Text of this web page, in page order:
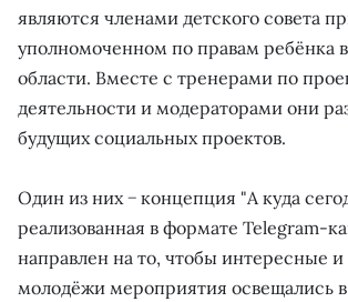
являются членами детского совета
уполномоченном по правам ребёнка
области. Вместе с тренерами по
деятельности и модераторами они
будущих социальных проектов.
Один из них − концепция "А куда
реализованная в формате Telegram-
направлен на то, чтобы интересные
молодёжи мероприятия освещались